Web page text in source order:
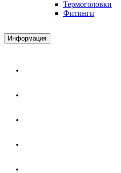
Термоголовки
Фитинги
Информация